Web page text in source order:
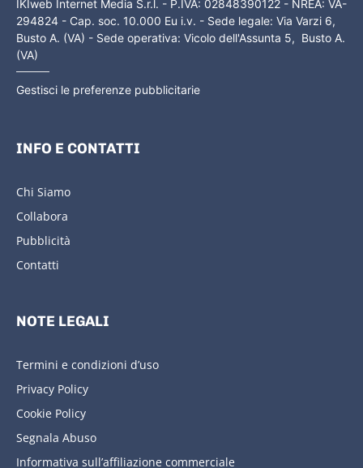
IKIweb Internet Media S.r.l. - P.IVA: 02848390122 - NREA: VA-
294824 - Cap. soc. 10.000 Eu i.v. - Sede legale: Via Varzi 6,
Busto A. (VA) - Sede operativa: Vicolo dell'Assunta 5, Busto A.
(VA)
Gestisci le preferenze pubblicitarie
INFO E CONTATTI
Chi Siamo
Collabora
Pubblicità
Contatti
NOTE LEGALI
Termini e condizioni d’uso
Privacy Policy
Cookie Policy
Segnala Abuso
Informativa sull’affiliazione commerciale